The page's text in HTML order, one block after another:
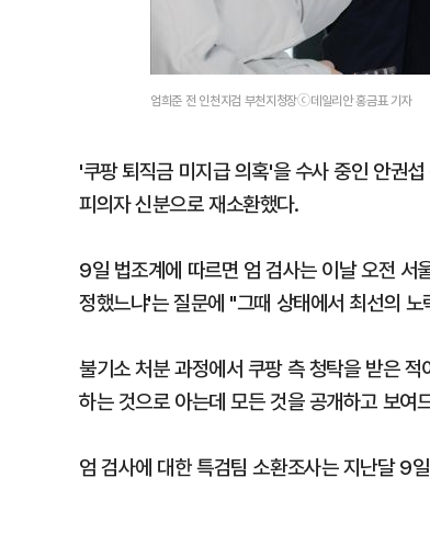
엄희준 전 인천지검 부천지청장ⓒ데일리안 홍금표 기자
'쿠팡 퇴직금 미지급 의혹'을 수사 중인 안권
피의자 신분으로 재소환했다.
9일 법조계에 따르면 엄 검사는 이날 오전 서
정했느냐'는 질문에 "그때 상태에서 최선의
불기소 처분 과정에서 쿠팡 측 청탁을 받은
하는 것으로 아는데 모든 것을 공개하고 보여
엄 검사에 대한 특검팀 소환조사는 지난달 9